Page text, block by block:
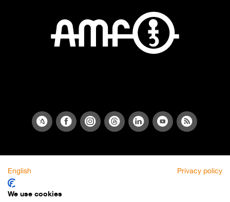
English Privacy policy
We use cookies